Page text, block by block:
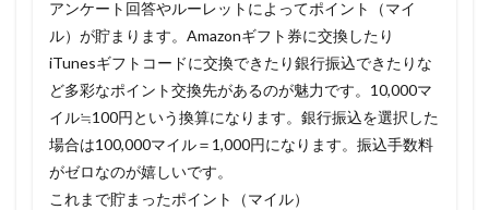
アンケート回答やルーレットによってポイント（マイ
ル）が貯まります。Amazonギフト券に交換したり
iTunesギフトコードに交換できたり銀行振込できたりな
ど多彩なポイント交換先があるのが魅力です。10,000マ
イル≒100円という換算になります。銀行振込を選択した
場合は100,000マイル＝1,000円になります。振込手数料
がゼロなのが嬉しいです。
これまで貯まったポイント（マイル）